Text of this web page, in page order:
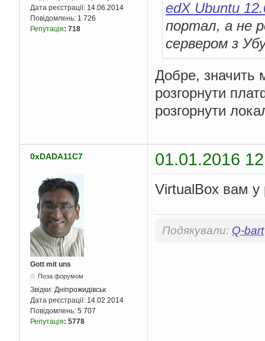
Дата реєстрації: 14.06.2014
Повідомлень: 1 726
Репутація: 718
edX Ubuntu
портал, а не
сервером з
Добре, значить
розгорнути
розгорнути
0xDADA11C7 01.01.2016
Gott mit uns
Поза форумом
Звідки: Дніпрожидівськ
Дата реєстрації: 14.02.2014
Повідомлень: 5 707
Репутація: 5778
VirtualBox вам у
Подякували: Q-bart